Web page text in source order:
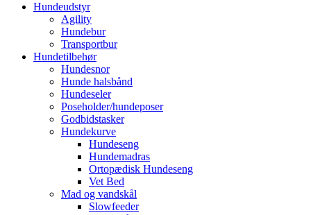
Hundeudstyr
Agility
Hundebur
Transportbur
Hundetilbehør
Hundesnor
Hunde halsbånd
Hundeseler
Poseholder/hundeposer
Godbidstasker
Hundekurve
Hundeseng
Hundemadras
Ortopædisk Hundeseng
Vet Bed
Mad og vandskål
Slowfeeder